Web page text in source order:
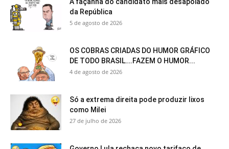
A façanha do candidato mais desapoiado
da República
5 de agosto de 2026
OS COBRAS CRIADAS DO HUMOR GRÁFICO
DE TODO BRASIL….FAZEM O HUMOR...
4 de agosto de 2026
Só a extrema direita pode produzir lixos
como Milei
27 de julho de 2026